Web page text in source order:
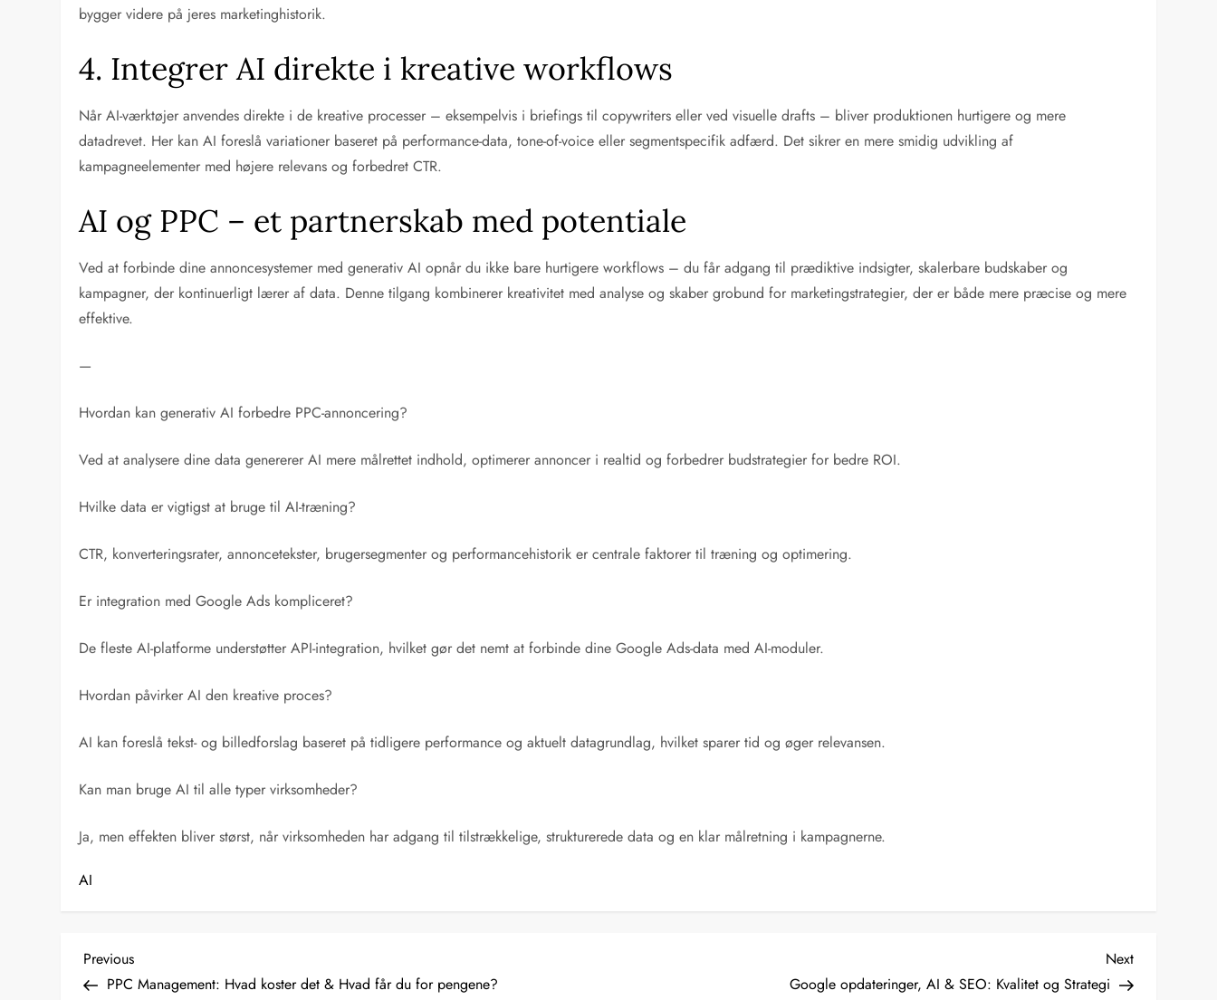
bygger videre på jeres marketinghistorik.
4. Integrer AI direkte i kreative workflows
Når AI-værktøjer anvendes direkte i de kreative processer – eksempelvis i briefings til copywriters eller ved visuelle drafts – bliver produktionen hurtigere og mere
datadrevet. Her kan AI foreslå variationer baseret på performance-data, tone-of-voice eller segmentspecifik adfærd. Det sikrer en mere smidig udvikling af
kampagneelementer med højere relevans og forbedret CTR.
AI og PPC – et partnerskab med potentiale
Ved at forbinde dine annoncesystemer med generativ AI opnår du ikke bare hurtigere workflows – du får adgang til prædiktive indsigter, skalerbare budskaber og
kampagner, der kontinuerligt lærer af data. Denne tilgang kombinerer kreativitet med analyse og skaber grobund for marketingstrategier, der er både mere præcise og mere
effektive.
—
Hvordan kan generativ AI forbedre PPC-annoncering?
Ved at analysere dine data genererer AI mere målrettet indhold, optimerer annoncer i realtid og forbedrer budstrategier for bedre ROI.
Hvilke data er vigtigst at bruge til AI-træning?
CTR, konverteringsrater, annoncetekster, brugersegmenter og performancehistorik er centrale faktorer til træning og optimering.
Er integration med Google Ads kompliceret?
De fleste AI-platforme understøtter API-integration, hvilket gør det nemt at forbinde dine Google Ads-data med AI-moduler.
Hvordan påvirker AI den kreative proces?
AI kan foreslå tekst- og billedforslag baseret på tidligere performance og aktuelt datagrundlag, hvilket sparer tid og øger relevansen.
Kan man bruge AI til alle typer virksomheder?
Ja, men effekten bliver størst, når virksomheden har adgang til tilstrækkelige, strukturerede data og en klar målretning i kampagnerne.
AI
I
Previous
Post
Previous
PPC Management: Hvad koster det & Hvad får du for pengene?
Next
Post
Next
Google opdateringer, AI & SEO: Kvalitet og Strategi